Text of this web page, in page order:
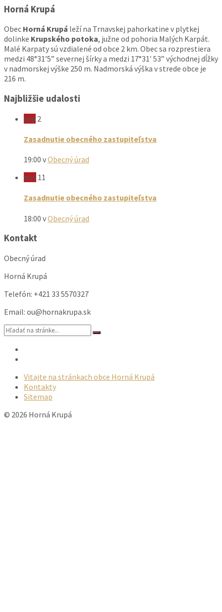
Horná Krupá
Obec Horná Krupá leží na Trnavskej pahorkatine v plytkej
dolinke Krupského potoka, južne od pohoria Malých Karpát.
Malé Karpaty sú vzdialené od obce 2 km. Obec sa rozprestiera
medzi 48°31’5” severnej šírky a medzi 17°31′ 53” východnej dĺžky
v nadmorskej výške 250 m. Nadmorská výška v strede obce je
216 m.
Najbližšie udalosti
sep 2
Zasadnutie obecného zastupiteľstva
19:00 vObecný úrad
nov 11
Zasadnutie obecného zastupiteľstva
18:00 vObecný úrad
Kontakt
Obecný úrad
Horná Krupá
Telefón: +421 33 5570327
Email: ou@hornakrupa.sk
Vyhľadávanie:
Vitajte na stránkach obce Horná Krupá
Kontakty
Sitemap
© 2026 Horná Krupá